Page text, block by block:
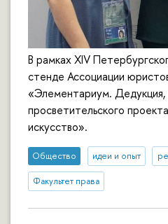
В рамках XIV
стенде Ассоциации
«Элементариум. Дедукция,
просветительского
искусство».
Общество идеи и опыт
Факультет права